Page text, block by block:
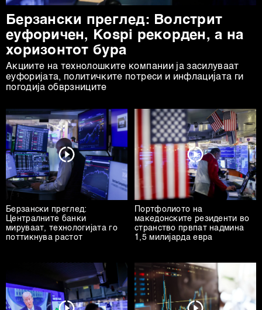
Берзански преглед: Волстрит
еуфоричен, Коspi рекорден, а на
хоризонтот бура
Акциите на технолошките компании ја засилуваат
еуфоријата, политичките потреси и инфлацијата ги
погодија обврзниците
Берзански преглед:
Централните банки
мируваат, технологијата го
поттикнува растот
Портфолиото на
македонските резиденти во
странство првпат надмина
1,5 милијарда евра